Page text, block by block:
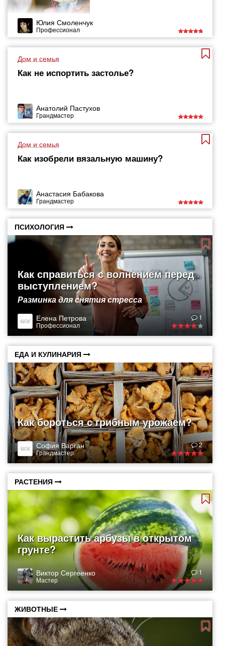
Юлия Смоленчук
Профессионал
Дом и семья
Как не испортить застолье?
Анатолий Пастухов
Грандмастер
Дом и семья
Как изобрели вязальную машину?
Анастасия Бабакова
Грандмастер
ПСИХОЛОГИЯ
Как справиться с волнением перед
выступлением?
Разминка для снятия стресса
Елена Петрова
Профессионал
1
ЕДА И КУЛИНАРИЯ
Как бороться с грибным урожаем?
София Варган
Грандмастер
2
РАСТЕНИЯ
Как вырастить арбузы в открытом
грунте?
Виктор Сергеенко
Мастер
1
ЖИВОТНЫЕ